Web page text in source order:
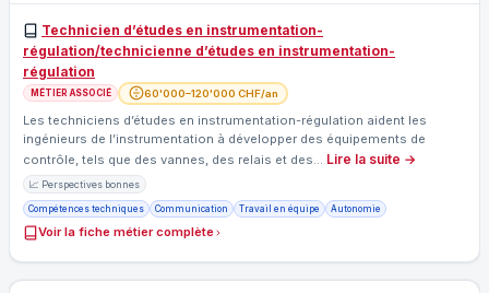
Technicien d’études en instrumentation-
régulation/technicienne d’études en instrumentation-
régulation
MÉTIER ASSOCIÉ 60'000–120'000 CHF/an
Les techniciens d’études en instrumentation-régulation aident les
ingénieurs de l’instrumentation à développer des équipements de
contrôle, tels que des vannes, des relais et des… Lire la suite →
📈 Perspectives bonnes
Compétences techniques Communication Travail en équipe Autonomie
Voir la fiche métier complète